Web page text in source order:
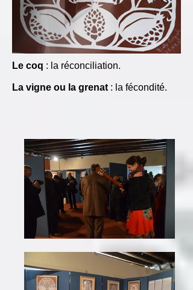
Le coq : la réconciliation.
La vigne ou la grenat : la fécondité.